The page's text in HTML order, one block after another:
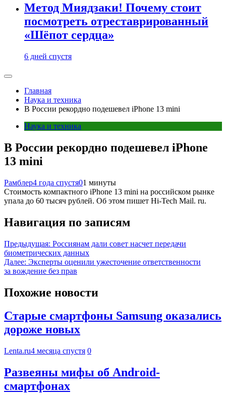
Метод Миядзаки! Почему стоит
посмотреть отреставрированный
«Шёпот сердца»
6 дней спустя
Главная
Наука и техника
В России рекордно подешевел iPhone 13 mini
Наука и техника
В России рекордно подешевел iPhone
13 mini
Рамблер4 года спустя01 минуты
Стоимость компактного iPhone 13 mini на российском рынке
упала до 60 тысяч рублей. Об этом пишет Hi-Tech Mail. ru.
Навигация по записям
Предыдущая: Россиянам дали совет насчет передачи
биометрических данных
Далее: Эксперты оценили ужесточение ответственности
за вождение без прав
Похожие новости
Старые смартфоны Samsung оказались
дороже новых
Lenta.ru4 месяца спустя 0
Развеяны мифы об Android-
смартфонах